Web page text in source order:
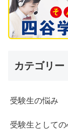
カテゴリー
受験生の悩み
受験生としての